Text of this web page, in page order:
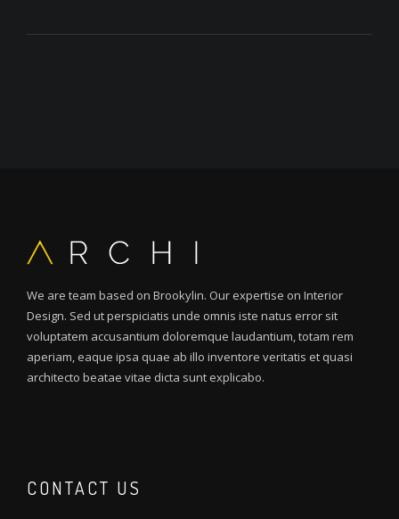
We are team based on Brookylin. Our expertise on Interior
Design. Sed ut perspiciatis unde omnis iste natus error sit
voluptatem accusantium doloremque laudantium, totam rem
aperiam, eaque ipsa quae ab illo inventore veritatis et quasi
architecto beatae vitae dicta sunt explicabo.
CONTACT US